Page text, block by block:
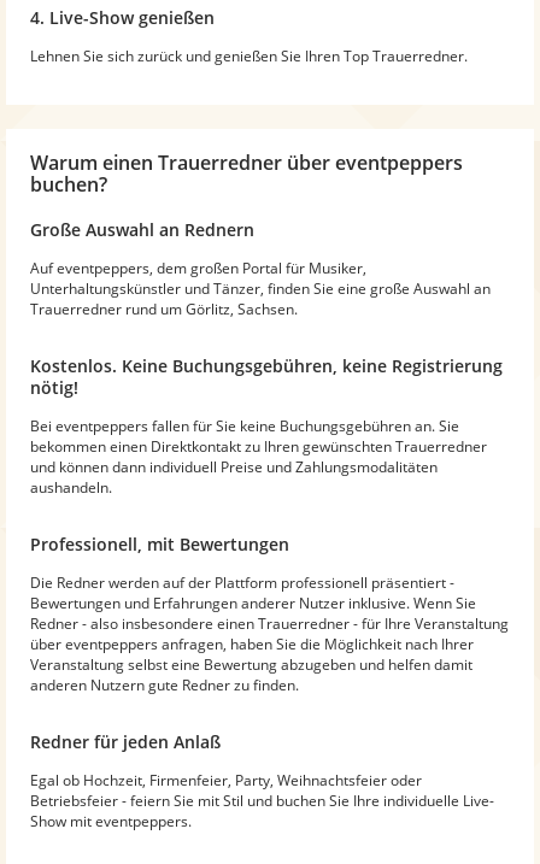
4. Live-Show genießen
Lehnen Sie sich zurück und genießen Sie Ihren Top Trauerredner.
Warum einen Trauerredner über eventpeppers
buchen?
Große Auswahl an Rednern
Auf eventpeppers, dem großen Portal für Musiker,
Unterhaltungskünstler und Tänzer, finden Sie eine große Auswahl an
Trauerredner rund um Görlitz, Sachsen.
Kostenlos. Keine Buchungsgebühren, keine Registrierung
nötig!
Bei eventpeppers fallen für Sie keine Buchungsgebühren an. Sie
bekommen einen Direktkontakt zu Ihren gewünschten Trauerredner
und können dann individuell Preise und Zahlungsmodalitäten
aushandeln.
Professionell, mit Bewertungen
Die Redner werden auf der Plattform professionell präsentiert -
Bewertungen und Erfahrungen anderer Nutzer inklusive. Wenn Sie
Redner - also insbesondere einen Trauerredner - für Ihre Veranstaltung
über eventpeppers anfragen, haben Sie die Möglichkeit nach Ihrer
Veranstaltung selbst eine Bewertung abzugeben und helfen damit
anderen Nutzern gute Redner zu finden.
Redner für jeden Anlaß
Egal ob Hochzeit, Firmenfeier, Party, Weihnachtsfeier oder
Betriebsfeier - feiern Sie mit Stil und buchen Sie Ihre individuelle Live-
Show mit eventpeppers.